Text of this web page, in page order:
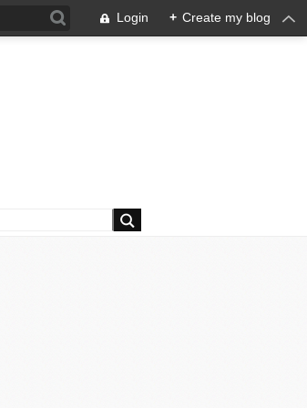
Login + Create my blog